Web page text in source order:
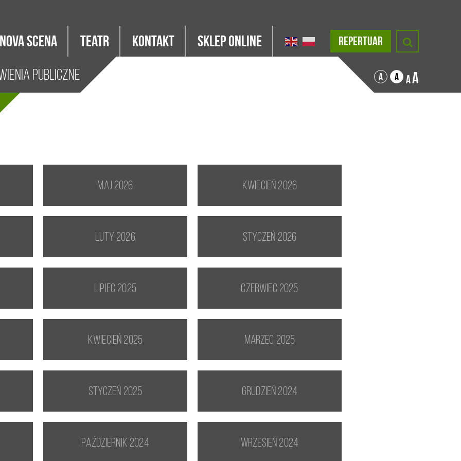
Nova Scena Teatr Kontakt Sklep Online REPERTUAR
Publiczne A A AA
maj 2026 kwiecień 2026
luty 2026 styczeń 2026
lipiec 2025 czerwiec 2025
kwiecień 2025 marzec 2025
styczeń 2025 grudzień 2024
październik 2024 wrzesień 2024